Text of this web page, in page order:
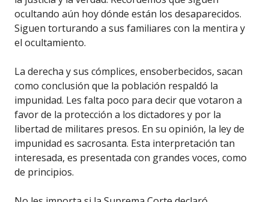
ocultando aún hoy dónde están los desaparecidos.
Siguen torturando a sus familiares con la mentira y
el ocultamiento.
La derecha y sus cómplices, ensoberbecidos, sacan
como conclusión que la población respaldó la
impunidad. Les falta poco para decir que votaron a
favor de la protección a los dictadores y por la
libertad de militares presos. En su opinión, la ley de
impunidad es sacrosanta. Esta interpretación tan
interesada, es presentada con grandes voces, como
de principios.